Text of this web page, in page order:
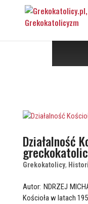
Działalność
Grekokatolicy,
Autor: NDRZEJ
Kościoła w latach